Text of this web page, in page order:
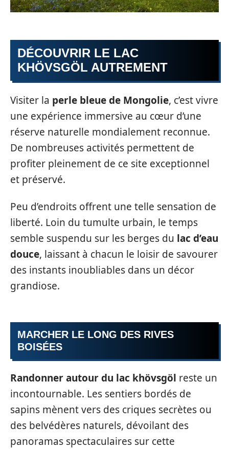
DÉCOUVRIR LE LAC
KHÖVSGÖL AUTREMENT
Visiter la perle bleue de Mongolie, c’est vivre
une expérience immersive au cœur d’une
réserve naturelle mondialement reconnue.
De nombreuses activités permettent de
profiter pleinement de ce site exceptionnel
et préservé.
Peu d’endroits offrent une telle sensation de
liberté. Loin du tumulte urbain, le temps
semble suspendu sur les berges du lac d’eau
douce, laissant à chacun le loisir de savourer
des instants inoubliables dans un décor
grandiose.
MARCHER LE LONG DES RIVES
BOISÉES
Randonner autour du lac khövsgöl reste un
incontournable. Les sentiers bordés de
sapins mènent vers des criques secrètes ou
des belvédères naturels, dévoilant des
panoramas spectaculaires sur cette